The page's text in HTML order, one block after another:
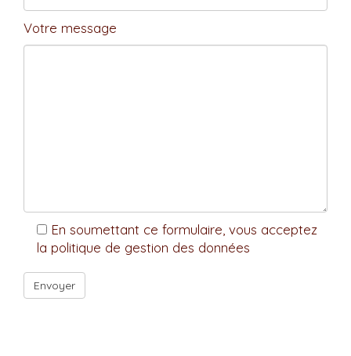
Votre message
En soumettant ce formulaire, vous acceptez
la politique de gestion des données